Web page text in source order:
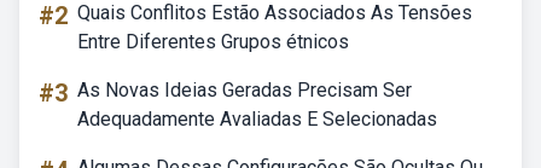
#2 Quais Conflitos Estão Associados As Tensões
Entre Diferentes Grupos étnicos
#3 As Novas Ideias Geradas Precisam Ser
Adequadamente Avaliadas E Selecionadas